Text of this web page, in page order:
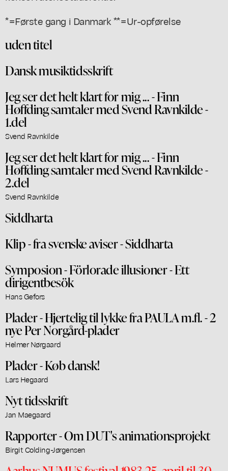
*=Første gang i Danmark **=Ur-opførelse
uden titel
Dansk musiktidsskrift
Jeg ser det helt klart for mig ... - Finn
Høffding samtaler med Svend Ravnkilde -
1.del
Svend Ravnkilde
Jeg ser det helt klart for mig ... - Finn
Høffding samtaler med Svend Ravnkilde -
2.del
Svend Ravnkilde
Siddharta
Klip - fra svenske aviser - Siddharta
Symposion - Förlorade illusioner - Ett
dirigentbesök
Hans Gefors
Plader - Hjertelig til lykke fra PAULA m.fl. - 2
nye Per Norgård-plader
Helmer Nørgaard
Plader - Køb dansk!
Lars Hegaard
Nyt tidsskrift
Jan Maegaard
Rapporter - Om DUT's animationsprojekt
Birgit Colding-Jørgensen